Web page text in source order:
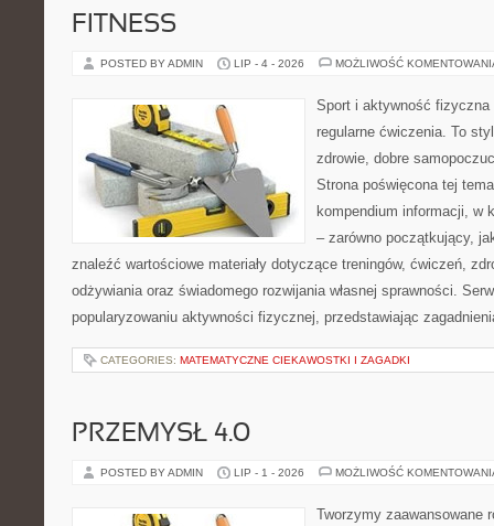
FITNESS
POSTED BY ADMIN LIP - 4 - 2026 MOŻLIWOŚĆ
Sport i aktywność
regularne ćwiczenia. To
zdrowie, dobre
Strona poświęcona tej
kompendium informacji, w
– zarówno początkujący,
znaleźć wartościowe materiały dotyczące treningów, ćwiczeń,
odżywiania oraz świadomego rozwijania własnej sprawności.
popularyzowaniu aktywności fizycznej, przedstawiając
CATEGORIES: MATEMATYCZNE CIEKAWOSTKI I ZAGADKI
PRZEMYSŁ 4.0
POSTED BY ADMIN LIP - 1 - 2026 MOŻLIWOŚĆ
Tworzymy zaawansowane